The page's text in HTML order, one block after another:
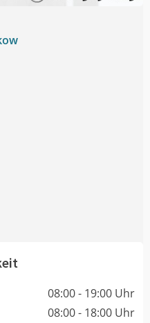
08:00 - 19:00 Uhr
08:00 - 18:00 Uhr